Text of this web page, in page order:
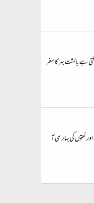
ہے بالشت بهر کا سفر
نعتوں کی بہار سی آ